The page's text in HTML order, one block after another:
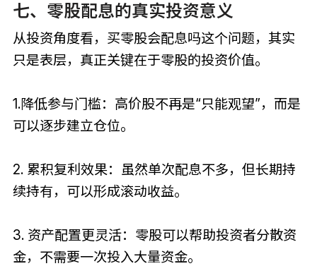
七、零股配息的真实投资意义
从投资角度看，买零股会配息吗这个问题，其实
只是表层，真正关键在于零股的投资价值。
1.降低参与门槛：高价股不再是“只能观望”，而是
可以逐步建立仓位。
2. 累积复利效果：虽然单次配息不多，但长期持
续持有，可以形成滚动收益。
3. 资产配置更灵活：零股可以帮助投资者分散资
金，不需要一次投入大量资金。